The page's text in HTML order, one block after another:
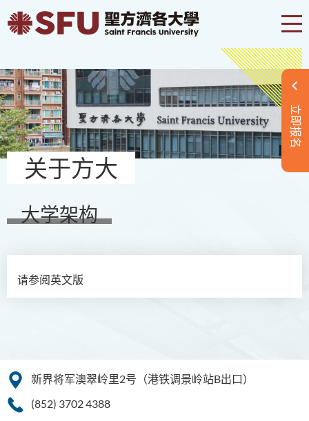
立即报名
关于方大
大学架构
请参阅英文版
新界将军澳翠岭里2号（港铁调景岭站B出口）
(852) 3702 4388